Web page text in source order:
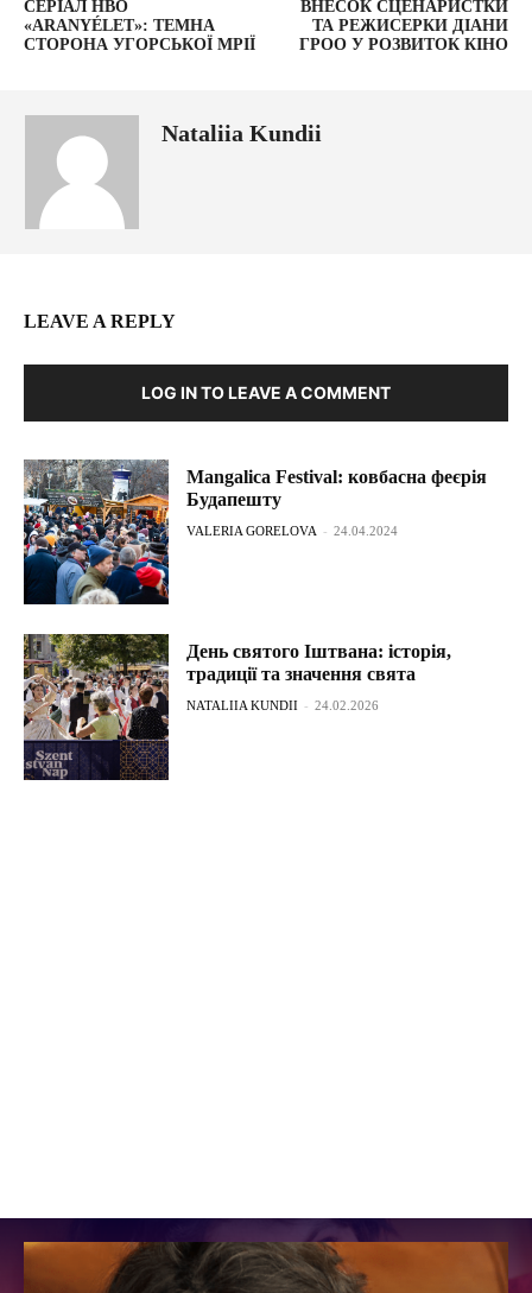
СЕРІАЛ HBO
«ARANYÉLET»: ТЕМНА
СТОРОНА УГОРСЬКОЇ МРІЇ
ВНЕСОК СЦЕНАРИСТКИ
ТА РЕЖИСЕРКИ ДІАНИ
ГРОО У РОЗВИТОК КІНО
Nataliia Kundii
LEAVE A REPLY
LOG IN TO LEAVE A COMMENT
Mangalica Festival: ковбасна феєрія
Будапешту
VALERIA GORELOVA - 24.04.2024
День святого Іштвана: історія,
традиції та значення свята
NATALIIA KUNDII - 24.02.2026